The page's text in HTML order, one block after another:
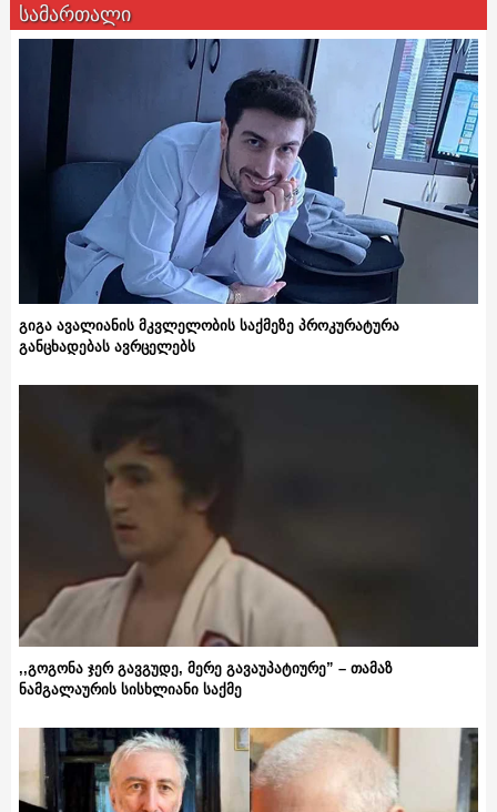
სამართალი
გიგა ავალიანის მკვლელობის საქმეზე პროკურატურა
განცხადებას ავრცელებს
,,გოგონა ჯერ გავგუდე, მერე გავაუპატიურე” – თამაზ
ნამგალაურის სისხლიანი საქმე